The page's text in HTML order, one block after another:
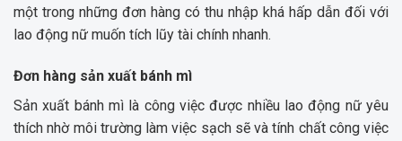
một trong những đơn hàng có thu nhập khá hấp dẫn đối với
lao động nữ muốn tích lũy tài chính nhanh.
Đơn hàng sản xuất bánh mì
Sản xuất bánh mì là công việc được nhiều lao động nữ yêu
thích nhờ môi trường làm việc sạch sẽ và tính chất công việc